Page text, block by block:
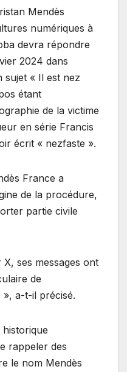
Mendès
numériques à
devra répondre
2024 dans
sujet « Il est nez
étant
de la victime
en série Francis
écrit « nezfaste ».
France a
de la procédure,
partie civile
ses messages ont
de
», a-t-il précisé.
rappeler des
le nom Mendès